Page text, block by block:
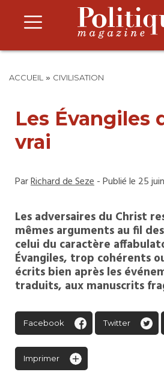
ACCUEIL » CIVILISATION
Les Évangiles
vrai
ParRichard de Seze- Publié le 25
Les adversaires du Christ
mêmes arguments au fil
celui du caractère
Évangiles, trop cohérents
écrits bien après les
traduits, aux manuscrits
Facebook Twitter
Imprimer